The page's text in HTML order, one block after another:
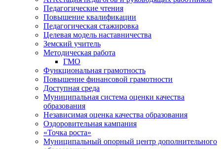
Педагогические чтения
Повышение квалификации
Педагогическая стажировка
Целевая модель наставничества
Земский учитель
Методическая работа
ГМО
Функциональная грамотность
Повышение финансовой грамотности
Доступная среда
Муниципальная система оценки качества
образования
Независимая оценка качества образования
Оздоровительная кампания
«Точка роста»
Муниципальный опорный центр дополнительного